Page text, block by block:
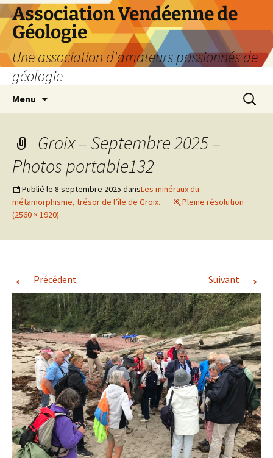
Aller
au
contenu
Association Vendéenne de
Géologie
Une association d'amateurs passionnés de
géologie
Menu
Groix – Septembre 2025 –
Photos portable132
Publié le 8 septembre 2025 dansLes minéraux du
métamorphisme, trésor de l’île de Groix.
Pleine résolution
(2560 × 1920)
← Précédent Suivant →